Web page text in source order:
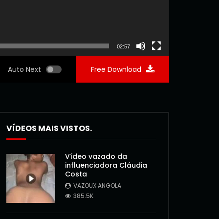
02:57
Auto Next Free Download
VÍDEOS MAIS VISTOS.
Vídeo vazado da
influenciadora Cláudia
Costa
VAZOUX ANGOLA
385.5K